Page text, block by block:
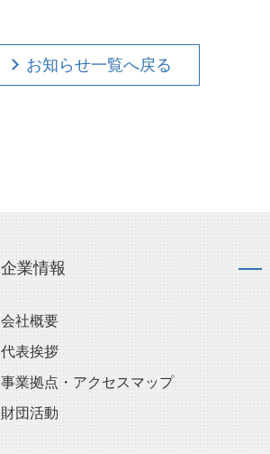
お知らせ一覧へ戻る
企業情報
会社概要
代表挨拶
事業拠点・アクセスマップ
財団活動